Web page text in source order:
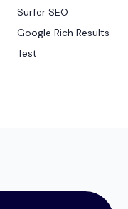
Surfer SEO
Google Rich Results
Test